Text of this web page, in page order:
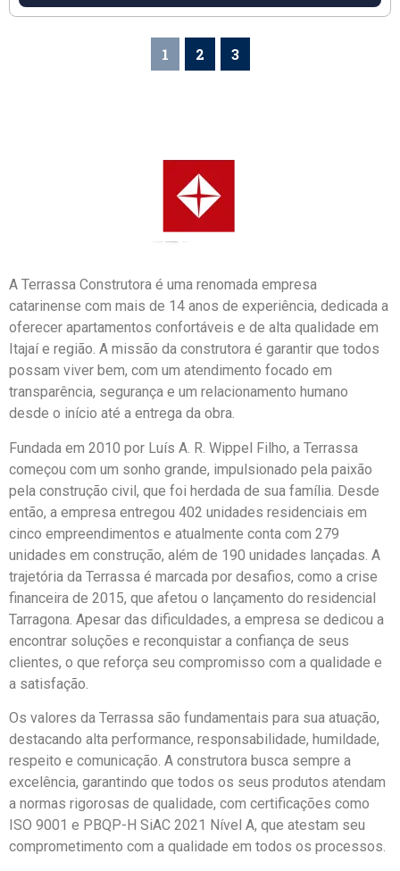
1 2 3
A Terrassa Construtora é uma renomada empresa
catarinense com mais de 14 anos de experiência, dedicada a
oferecer apartamentos confortáveis e de alta qualidade em
Itajaí e região. A missão da construtora é garantir que todos
possam viver bem, com um atendimento focado em
transparência, segurança e um relacionamento humano
desde o início até a entrega da obra.
Fundada em 2010 por Luís A. R. Wippel Filho, a Terrassa
começou com um sonho grande, impulsionado pela paixão
pela construção civil, que foi herdada de sua família. Desde
então, a empresa entregou 402 unidades residenciais em
cinco empreendimentos e atualmente conta com 279
unidades em construção, além de 190 unidades lançadas. A
trajetória da Terrassa é marcada por desafios, como a crise
financeira de 2015, que afetou o lançamento do residencial
Tarragona. Apesar das dificuldades, a empresa se dedicou a
encontrar soluções e reconquistar a confiança de seus
clientes, o que reforça seu compromisso com a qualidade e
a satisfação.
Os valores da Terrassa são fundamentais para sua atuação,
destacando alta performance, responsabilidade, humildade,
respeito e comunicação. A construtora busca sempre a
excelência, garantindo que todos os seus produtos atendam
a normas rigorosas de qualidade, com certificações como
ISO 9001 e PBQP-H SiAC 2021 Nível A, que atestam seu
comprometimento com a qualidade em todos os processos.